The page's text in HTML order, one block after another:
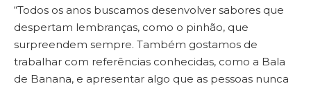
“Todos os anos buscamos desenvolver sabores que
despertam lembranças, como o pinhão, que
surpreendem sempre. Também gostamos de
trabalhar com referências conhecidas, como a Bala
de Banana, e apresentar algo que as pessoas nunca